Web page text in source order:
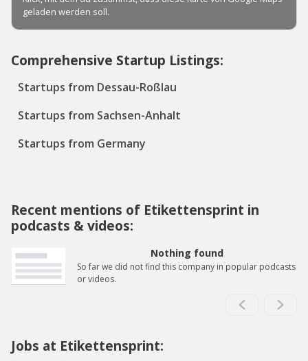
Comprehensive Startup Listings:
Startups from Dessau-Roßlau
Startups from Sachsen-Anhalt
Startups from Germany
Recent mentions of Etikettensprint in
podcasts & videos:
Nothing found
So far we did not find this company in popular podcasts
or videos.
Jobs at Etikettensprint: